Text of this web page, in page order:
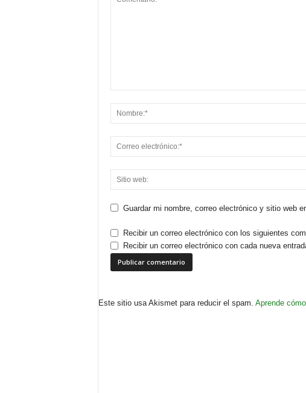
Guardar mi nombre, correo electrónico y sitio web
Recibir un correo electrónico con los siguientes
Recibir un correo electrónico con cada nueva
Este sitio usa Akismet para reducir el spam. Aprende